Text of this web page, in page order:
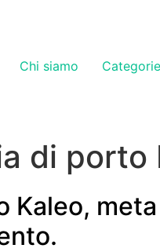
Chi siamo Categorie
di porto
Kaleo,